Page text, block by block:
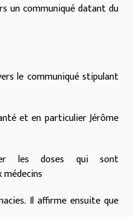
un communiqué datant du
le communiqué stipulant
et en particulier Jérôme
les doses qui sont
Il affirme ensuite que